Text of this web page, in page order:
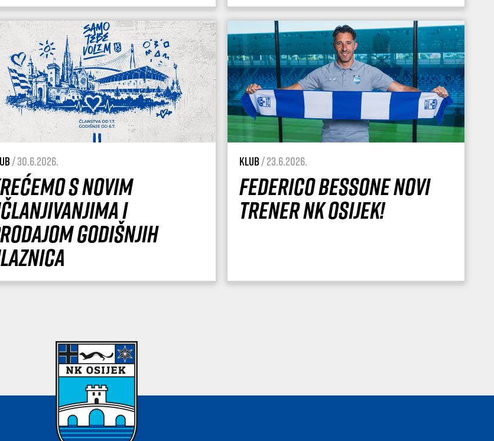
/ 30.6.2026.
s novim
i
godišnjih
Klub/ 23.6.2026.
Federico Bessone novi
trener NK Osijek!